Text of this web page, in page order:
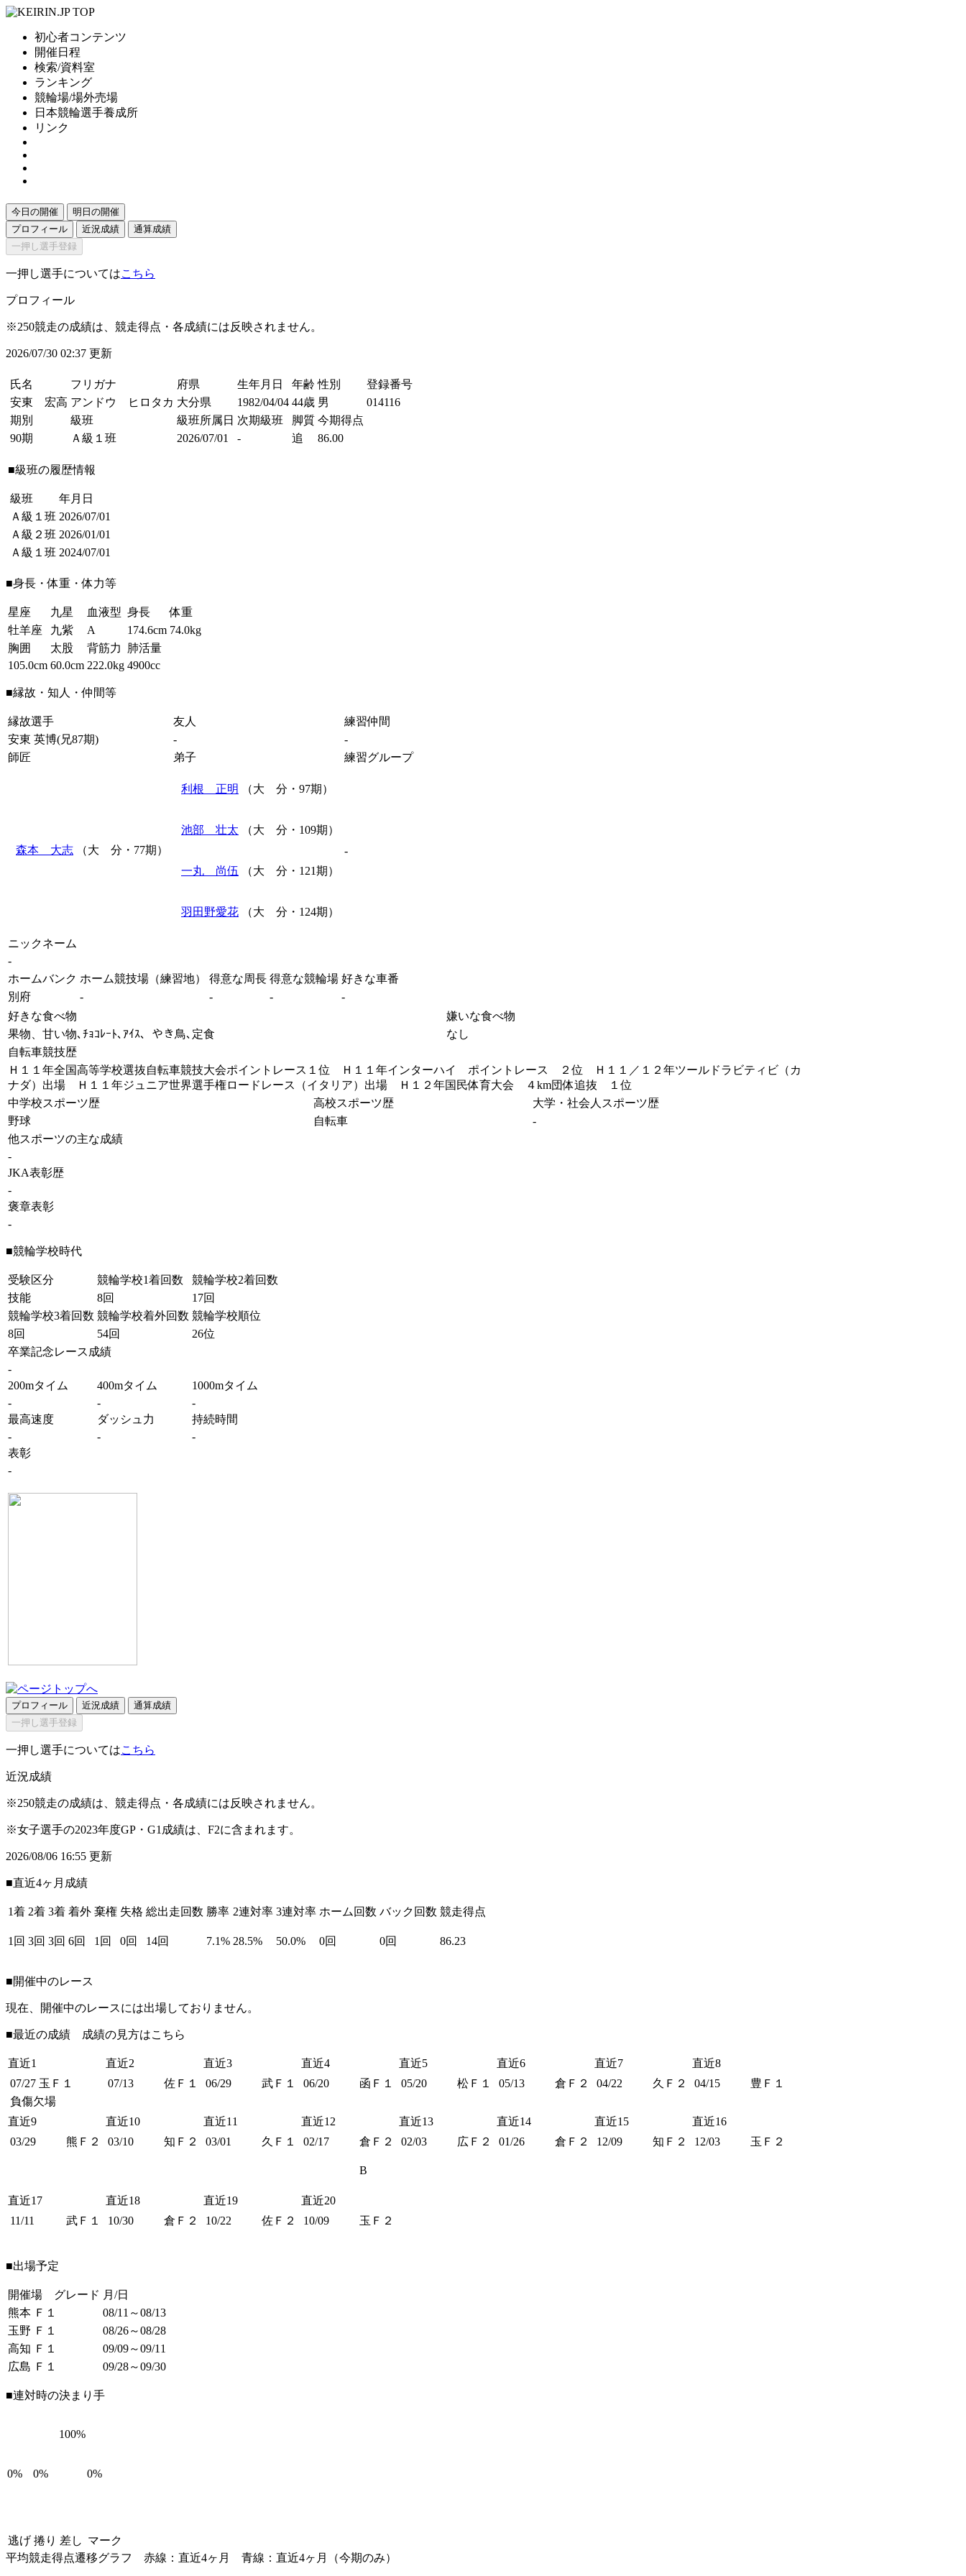
初心者コンテンツ
開催日程
検索/資料室
ランキング
競輪場/場外売場
日本競輪選手養成所
リンク
今日の開催
明日の開催
プロフィール
近況成績
通算成績
一押し選手登録
一押し選手についてはこちら
プロフィール
※250競走の成績は、競走得点・各成績には反映されません。
2026/07/30 02:37 更新
氏名 フリガナ 府県 生年月日 年齢 性別
登録番号
安東 宏高 アンドウ ヒロタカ 大分県 1982/04/04 44歳 男
014116
期別
級班 級班所属日 次期級班 脚質 今期得点
90期
Ａ級１班 2026/07/01 - 追 86.00
■級班の履歴情報
級班
年月日
Ａ級１班 2026/07/01
Ａ級２班 2026/01/01
Ａ級１班 2024/07/01
■身長・体重・体力等
星座 九星 血液型 身長
体重
牡羊座
九紫 A 174.6cm 74.0kg
胸囲
太股 背筋力
肺活量
105.0cm 60.0cm 222.0kg 4900cc
■縁故・知人・仲間等
縁故選手 友人
練習仲間
安東 英博(兄87期)
-
-
師匠
弟子 練習グループ
森本 大志 （大 分・77期）
利根 正明 （大 分・97期）
池部 壮太 （大 分・109期）
一丸 尚伍 （大 分・121期）
羽田野愛花 （大 分・124期）
-
ニックネーム
-
ホームバンク ホーム競技場（練習地） 得意な周長 得意な競輪場 好きな車番
別府
- - -
-
好きな食べ物
嫌いな食べ物
果物、甘い物､ﾁｮｺﾚｰﾄ､ｱｲｽ、やき鳥､定食
なし
自転車競技歴
Ｈ１１年全国高等学校選抜自転車競技大会ポイントレース１位 Ｈ１１年インターハイ ポイントレース ２位 Ｈ１１／１２年ツールドラビティビ（カ
ナダ）出場 Ｈ１１年ジュニア世界選手権ロードレース（イタリア）出場 Ｈ１２年国民体育大会 ４km団体追抜 １位
中学校スポーツ歴
高校スポーツ歴
大学・社会人スポーツ歴
野球
自転車
-
他スポーツの主な成績
-
JKA表彰歴
-
褒章表彰
-
■競輪学校時代
受験区分 競輪学校1着回数
競輪学校2着回数
技能
8回
17回
競輪学校3着回数 競輪学校着外回数 競輪学校順位
8回
54回
26位
卒業記念レース成績
-
200mタイム
400mタイム
1000mタイム
-
-
-
最高速度
ダッシュ力
持続時間
-
-
-
表彰
-
プロフィール 近況成績
通算成績
一押し選手登録
一押し選手についてはこちら
近況成績
※250競走の成績は、競走得点・各成績には反映されません。
※女子選手の2023年度GP・G1成績は、F2に含まれます。
2026/08/06 16:55 更新
■直近4ヶ月成績
1着 2着 3着 着外 棄権 失格 総出走回数 勝率 2連対率 3連対率 ホーム回数 バック回数 競走得点
1回 3回 3回 6回 1回 0回 14回 7.1% 28.5% 50.0% 0回 0回 86.23
■開催中のレース
現在、開催中のレースには出場しておりません。
■最近の成績 成績の見方はこちら
直近1 直近2 直近3 直近4 直近5 直近6 直近7
直近8
07/27 玉Ｆ１
負傷欠場
07/13 佐Ｆ１ 06/29 武Ｆ１ 06/20 函Ｆ１ 05/20 松Ｆ１ 05/13 倉Ｆ２ 04/22 久Ｆ２ 04/15 豊Ｆ１
直近9 直近10 直近11 直近12 直近13 直近14 直近15
直近16
03/29
熊Ｆ２ 03/10 知Ｆ２ 03/01 久Ｆ１ 02/17 倉Ｆ２
B
02/03 広Ｆ２ 01/26 倉Ｆ２ 12/09 知Ｆ２ 12/03 玉Ｆ２
直近17 直近18 直近19
直近20
11/11
武Ｆ１ 10/30 倉Ｆ２ 10/22 佐Ｆ２ 10/09 玉Ｆ２
■出場予定
開催場 グレード 月/日
熊本 Ｆ１
08/11～08/13
玉野 Ｆ１
08/26～08/28
高知 Ｆ１
09/09～09/11
広島 Ｆ１
09/28～09/30
■連対時の決まり手
0% 0%
100%
0%
逃げ 捲り 差し マーク
平均競走得点遷移グラフ 赤線：直近4ヶ月 青線：直近4ヶ月（今期のみ）